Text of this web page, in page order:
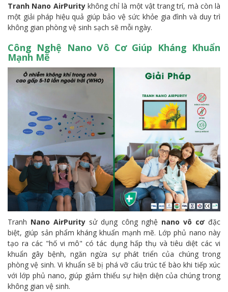
Tranh Nano AirPuritykhông chỉ là một vật trang trí, mà còn là
một giải pháp hiệu quả giúp bảo vệ sức khỏe gia đình và duy trì
không gian phòng vệ sinh sạch sẽ mỗi ngày.
Công Nghệ Nano Vô Cơ Giúp Kháng Khuẩn
Mạnh Mẽ
Tranh Nano AirPurity sử dụng công nghệ nano vô cơđặc
biệt, giúp sản phẩm kháng khuẩn mạnh mẽ. Lớp phủ nano này
tạo ra các "hố vi mô" có tác dụng hấp thụ và tiêu diệt các vi
khuẩn gây bệnh, ngăn ngừa sự phát triển của chúng trong
phòng vệ sinh. Vi khuẩn sẽ bị phá vỡ cấu trúc tế bào khi tiếp xúc
với lớp phủ nano, giúp giảm thiểu sự hiện diện của chúng trong
không gian vệ sinh.